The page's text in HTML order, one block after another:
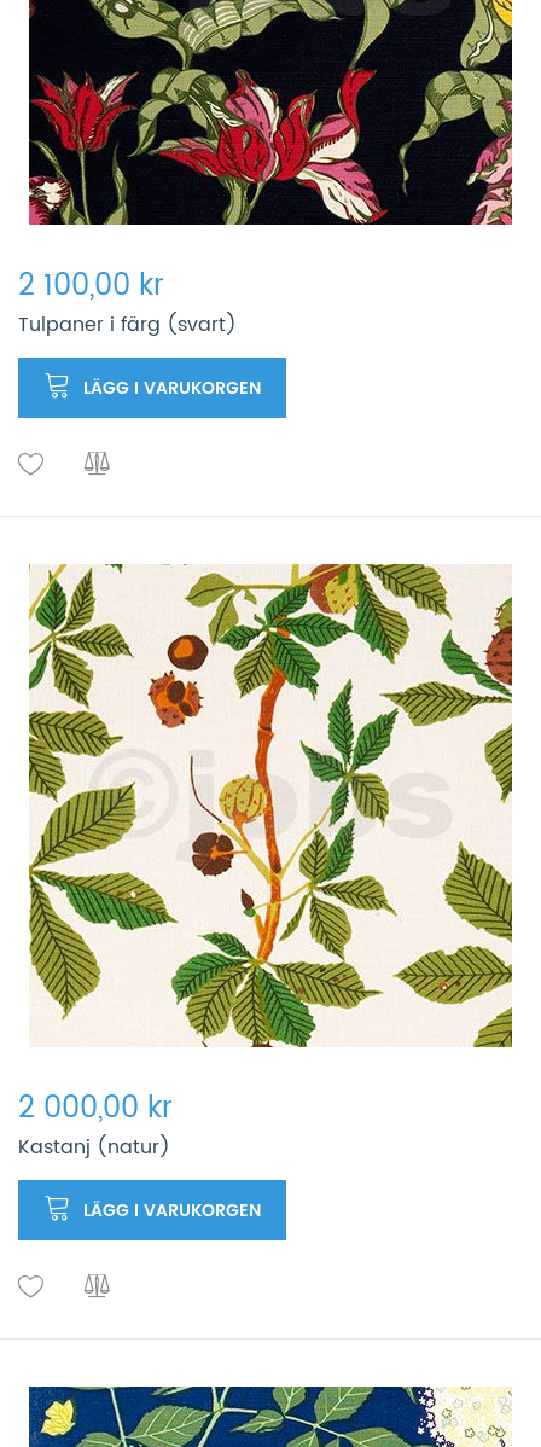
2 100,00 kr
Tulpaner i färg (svart)
LÄGG I VARUKORGEN
2 000,00 kr
Kastanj (natur)
LÄGG I VARUKORGEN